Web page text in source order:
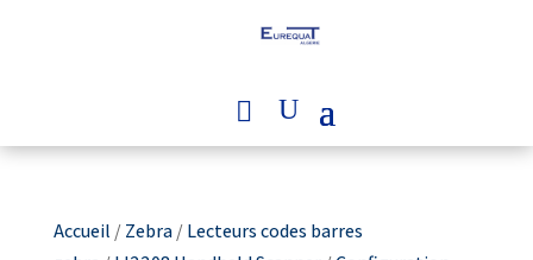
Accueil /Zebra/Lecteurs codes barres